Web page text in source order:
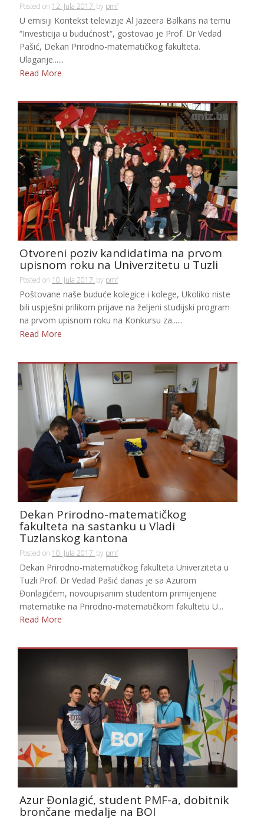
Posted on 12. Jula 2017. by pmf
U emisiji Kontekst televizije Al Jazeera Balkans na temu
“Investicija u budućnost“, gostovao je Prof. Dr Vedad
Pašić, Dekan Prirodno-matematičkog fakulteta.
Ulaganje......
Read More
Otvoreni poziv kandidatima na prvom
upisnom roku na Univerzitetu u Tuzli
Posted on 10. Jula 2017. by pmf
Poštovane naše buduće kolegice i kolege, Ukoliko niste
bili uspješni prilikom prijave na željeni studijski program
na prvom upisnom roku na Konkursu za......
Read More
Dekan Prirodno-matematičkog
fakulteta na sastanku u Vladi
Tuzlanskog kantona
Posted on 10. Jula 2017. by pmf
Dekan Prirodno-matematičkog fakulteta Univerziteta u
Tuzli Prof. Dr Vedad Pašić danas je sa Azurom
Đonlagićem, novoupisanim studentom primijenjene
matematike na Prirodno-matematičkom fakultetu U...
Read More
Azur Đonlagić, student PMF-a, dobitnik
brončane medalje na BOI